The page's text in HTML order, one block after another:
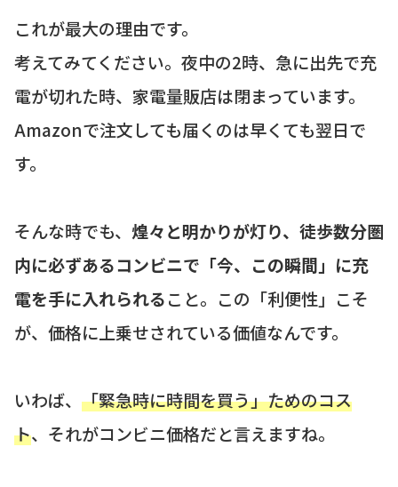
これが最大の理由です。
考えてみてください。夜中の2時、急に出先で充
電が切れた時、家電量販店は閉まっています。
Amazonで注文しても届くのは早くても翌日で
す。
そんな時でも、 煌々と明かりが灯り、徒歩数分圏
内に必ずあるコンビニで「今、この瞬間」に充
電を手に入れられること。この「利便性」こそ
が、価格に上乗せされている価値なんです。
いわば、 「緊急時に時間を買う」ためのコス
ト、それがコンビニ価格だと言えますね。